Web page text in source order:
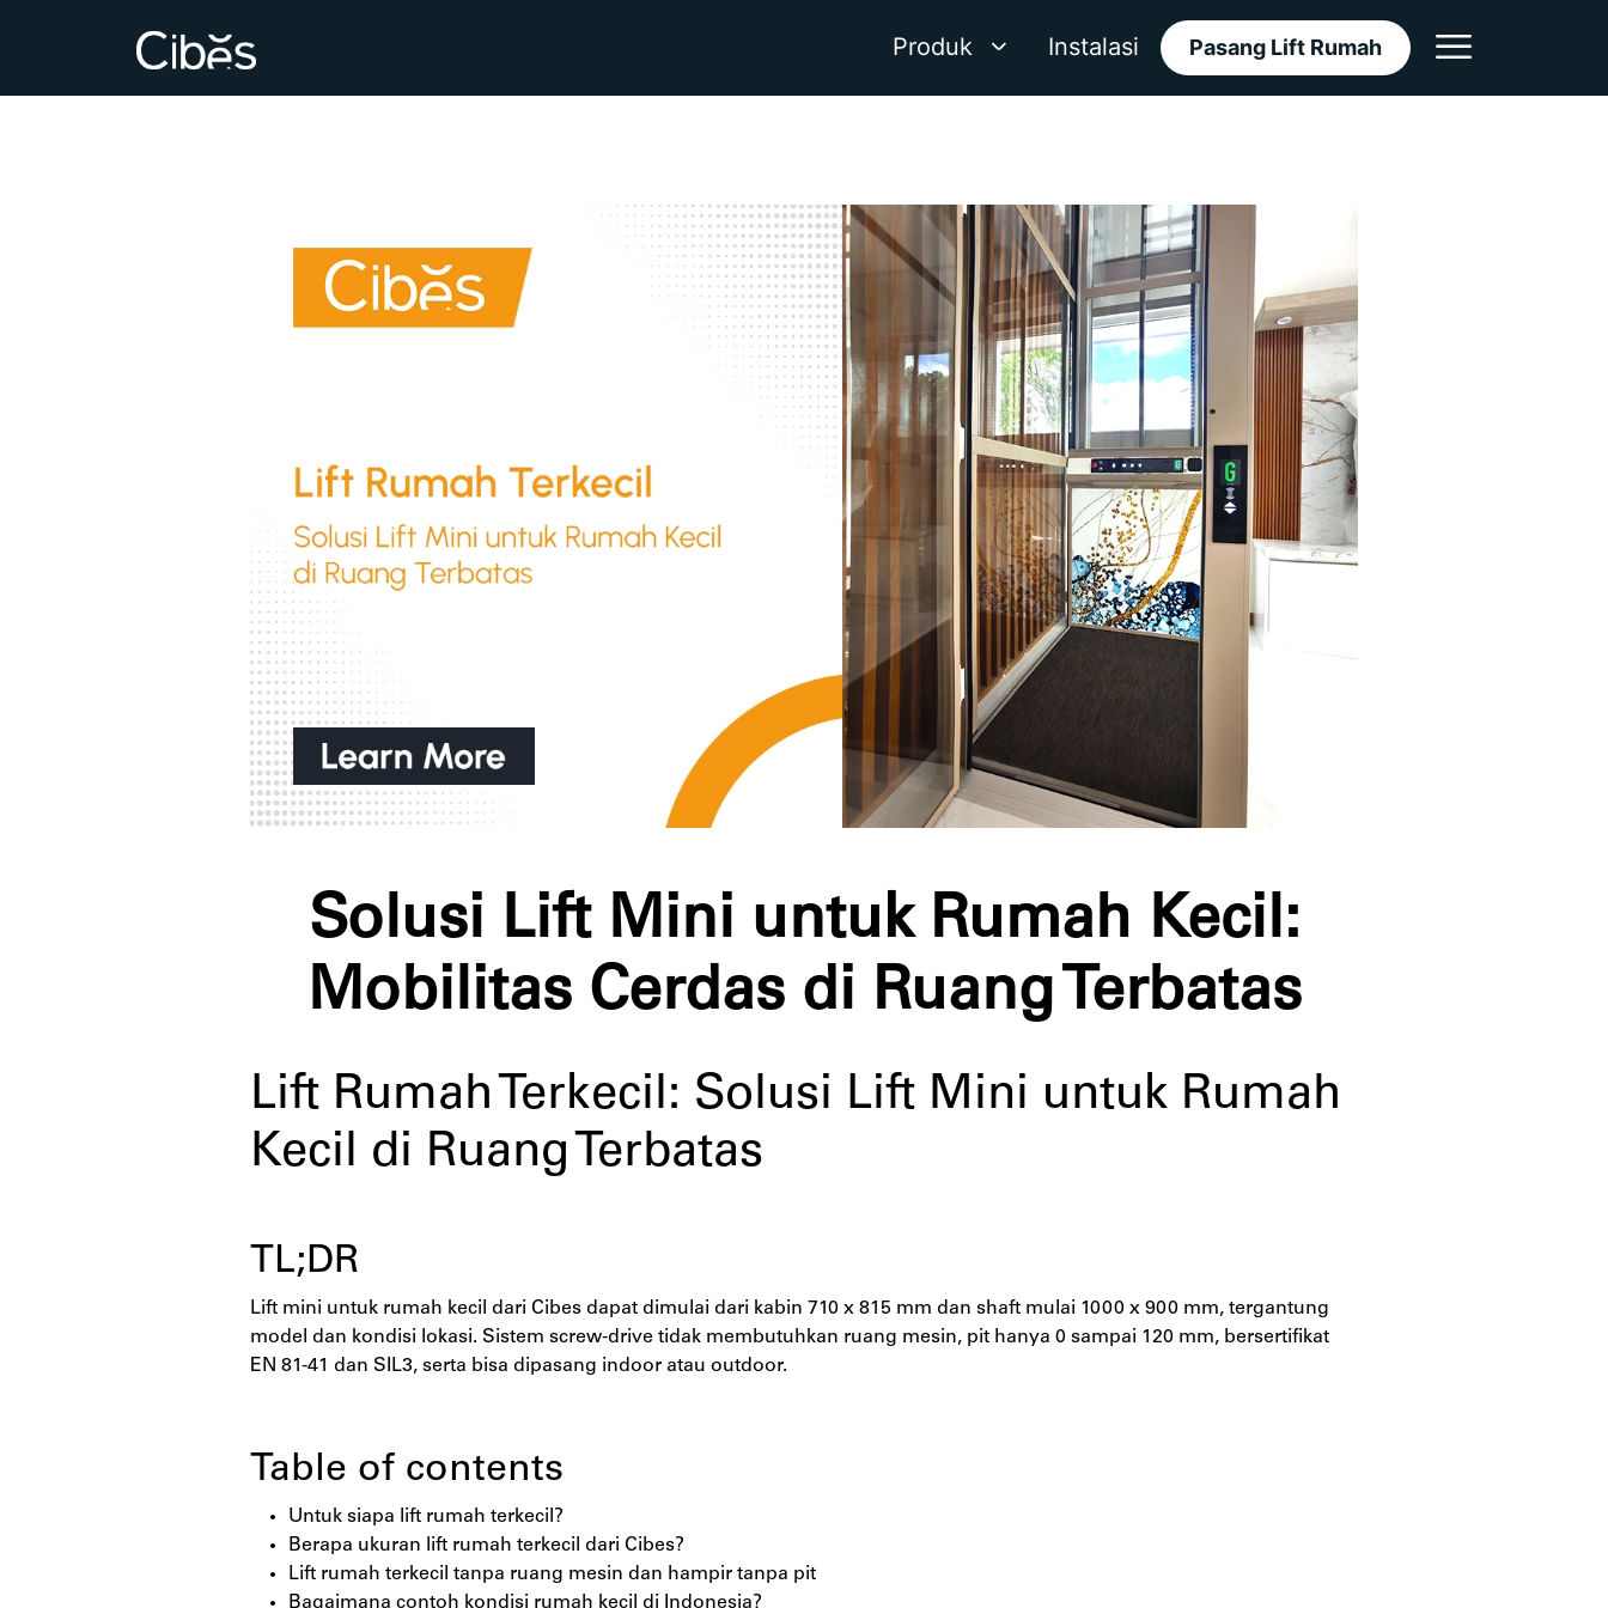
Produk Instalasi Pasang Lift Rumah
Solusi Lift Mini untuk Rumah Kecil:
Mobilitas Cerdas di Ruang Terbatas
Lift Rumah Terkecil: Solusi Lift Mini untuk Rumah
Kecil di Ruang Terbatas
TL;DR
Lift mini untuk rumah kecil dari Cibes dapat dimulai dari kabin 710 x 815 mm dan shaft mulai 1000 x 900 mm, tergantung
model dan kondisi lokasi. Sistem screw-drive tidak membutuhkan ruang mesin, pit hanya 0 sampai 120 mm, bersertifikat
EN 81-41 dan SIL3, serta bisa dipasang indoor atau outdoor.
Table of contents
Untuk siapa lift rumah terkecil?
Berapa ukuran lift rumah terkecil dari Cibes?
Lift rumah terkecil tanpa ruang mesin dan hampir tanpa pit
Bagaimana contoh kondisi rumah kecil di Indonesia?